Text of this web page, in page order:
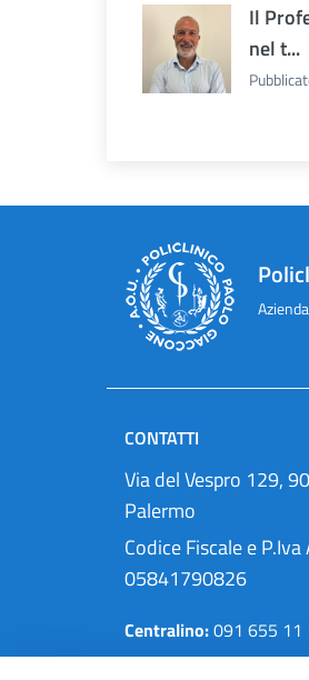
Il
nel t...
CONTATTI
Via del Vespro 129,
Palermo
Codice Fiscale e P.Iva
05841790826
Centralino:091 655 11
Pec: